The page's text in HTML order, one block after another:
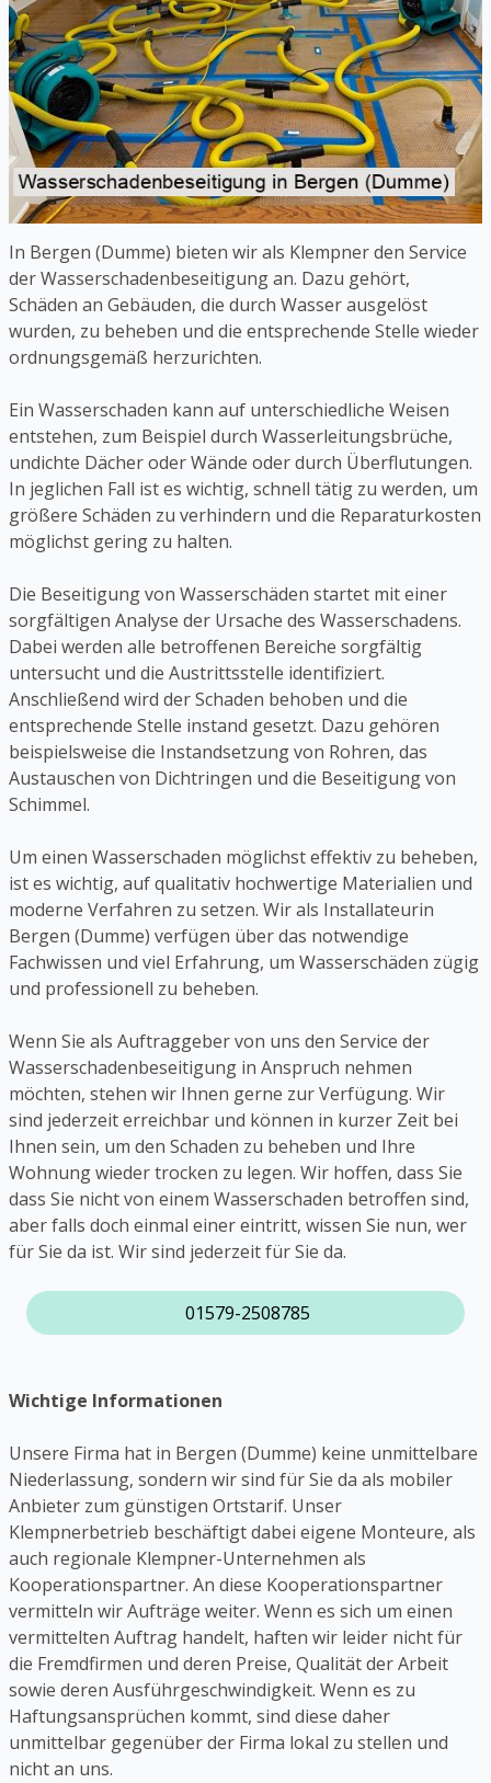
In Bergen (Dumme) bieten wir als Klempner den Service
der Wasserschadenbeseitigung an. Dazu gehört,
Schäden an Gebäuden, die durch Wasser ausgelöst
wurden, zu beheben und die entsprechende Stelle wieder
ordnungsgemäß herzurichten.
Ein Wasserschaden kann auf unterschiedliche Weisen
entstehen, zum Beispiel durch Wasserleitungsbrüche,
undichte Dächer oder Wände oder durch Überflutungen.
In jeglichen Fall ist es wichtig, schnell tätig zu werden, um
größere Schäden zu verhindern und die Reparaturkosten
möglichst gering zu halten.
Die Beseitigung von Wasserschäden startet mit einer
sorgfältigen Analyse der Ursache des Wasserschadens.
Dabei werden alle betroffenen Bereiche sorgfältig
untersucht und die Austrittsstelle identifiziert.
Anschließend wird der Schaden behoben und die
entsprechende Stelle instand gesetzt. Dazu gehören
beispielsweise die Instandsetzung von Rohren, das
Austauschen von Dichtringen und die Beseitigung von
Schimmel.
Um einen Wasserschaden möglichst effektiv zu beheben,
ist es wichtig, auf qualitativ hochwertige Materialien und
moderne Verfahren zu setzen. Wir als Installateurin
Bergen (Dumme) verfügen über das notwendige
Fachwissen und viel Erfahrung, um Wasserschäden zügig
und professionell zu beheben.
Wenn Sie als Auftraggeber von uns den Service der
Wasserschadenbeseitigung in Anspruch nehmen
möchten, stehen wir Ihnen gerne zur Verfügung. Wir
sind jederzeit erreichbar und können in kurzer Zeit bei
Ihnen sein, um den Schaden zu beheben und Ihre
Wohnung wieder trocken zu legen. Wir hoffen, dass Sie
dass Sie nicht von einem Wasserschaden betroffen sind,
aber falls doch einmal einer eintritt, wissen Sie nun, wer
für Sie da ist. Wir sind jederzeit für Sie da.
01579-2508785
Wichtige Informationen
Unsere Firma hat in Bergen (Dumme) keine unmittelbare
Niederlassung, sondern wir sind für Sie da als mobiler
Anbieter zum günstigen Ortstarif. Unser
Klempnerbetrieb beschäftigt dabei eigene Monteure, als
auch regionale Klempner-Unternehmen als
Kooperationspartner. An diese Kooperationspartner
vermitteln wir Aufträge weiter. Wenn es sich um einen
vermittelten Auftrag handelt, haften wir leider nicht für
die Fremdfirmen und deren Preise, Qualität der Arbeit
sowie deren Ausführgeschwindigkeit. Wenn es zu
Haftungsansprüchen kommt, sind diese daher
unmittelbar gegenüber der Firma lokal zu stellen und
nicht an uns.